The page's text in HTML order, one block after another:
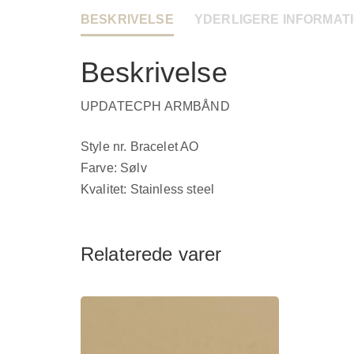
BESKRIVELSE YDERLIGERE
Beskrivelse
UPDATECPH ARMBÅND
Style nr. Bracelet AO
Farve: Sølv
Kvalitet: Stainless steel
Relaterede varer